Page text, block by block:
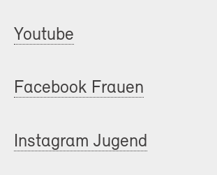
Youtube
Facebook Frauen
Instagram Jugend